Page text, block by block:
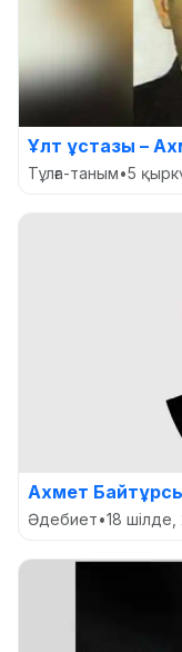
Ұлт ұстазы –
Тұлға-таным•5
Ахмет
Әдебиет•18 шілде,